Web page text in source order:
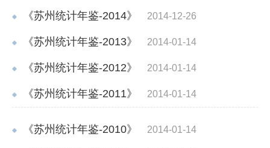
《苏州统计年鉴-2014》 2014-12-26
《苏州统计年鉴-2013》 2014-01-14
《苏州统计年鉴-2012》 2014-01-14
《苏州统计年鉴-2011》 2014-01-14
《苏州统计年鉴-2010》 2014-01-14